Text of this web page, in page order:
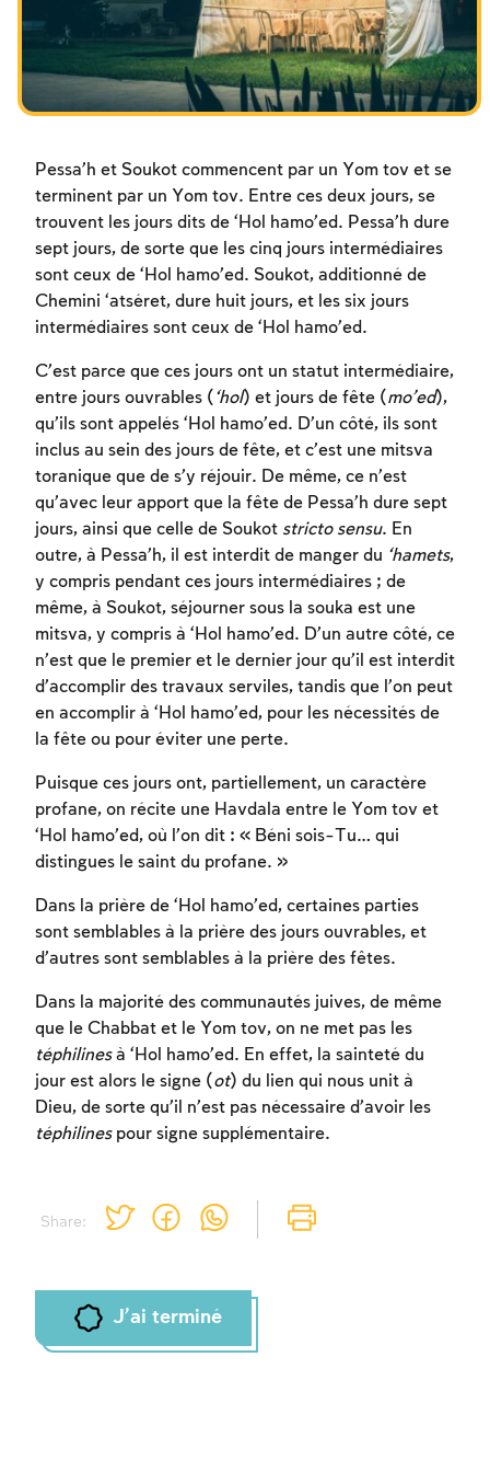
Les jeûnes liés à la destruction du Temple
Share:
Pessa’h et Soukot commencent par un Yom tov et se
terminent par un Yom tov. Entre ces deux jours, se
trouvent les jours dits de ‘Hol hamo’ed. Pessa’h dure
sept jours, de sorte que les cinq jours intermédiaires
sont ceux de ‘Hol hamo’ed. Soukot, additionné de
Chemini ‘atséret, dure huit jours, et les six jours
intermédiaires sont ceux de ‘Hol hamo’ed.
C’est parce que ces jours ont un statut intermédiaire,
entre jours ouvrables ( ‘hol) et jours de fête (mo’ed),
qu’ils sont appelés ‘Hol hamo’ed. D’un côté, ils sont
inclus au sein des jours de fête, et c’est une mitsva
toranique que de s’y réjouir. De même, ce n’est
qu’avec leur apport que la fête de Pessa’h dure sept
jours, ainsi que celle de Soukot stricto sensu. En
outre, à Pessa’h, il est interdit de manger du ‘hamets,
y compris pendant ces jours intermédiaires ; de
même, à Soukot, séjourner sous la souka est une
mitsva, y compris à ‘Hol hamo’ed. D’un autre côté, ce
n’est que le premier et le dernier jour qu’il est interdit
d’accomplir des travaux serviles, tandis que l’on peut
en accomplir à ‘Hol hamo’ed, pour les nécessités de
la fête ou pour éviter une perte.
Puisque ces jours ont, partiellement, un caractère
profane, on récite une Havdala entre le Yom tov et
‘Hol hamo’ed, où l’on dit : « Béni sois-Tu… qui
distingues le saint du profane. »
Dans la prière de ‘Hol hamo’ed, certaines parties
sont semblables à la prière des jours ouvrables, et
d’autres sont semblables à la prière des fêtes.
Dans la majorité des communautés juives, de même
que le Chabbat et le Yom tov, on ne met pas les
téphilinesà ‘Hol hamo’ed. En effet, la sainteté du
jour est alors le signe (ot) du lien qui nous unit à
Dieu, de sorte qu’il n’est pas nécessaire d’avoir les
téphilinespour signe supplémentaire.
J'ai terminé
Inscription requise
Afin d'enregistrer ce que vous avez étudié,
inscrire.
Inscription Connexion